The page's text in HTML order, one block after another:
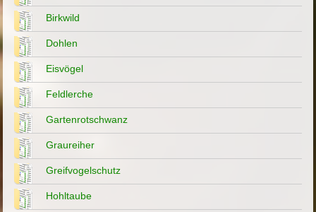
Birkwild
Dohlen
Eisvögel
Feldlerche
Gartenrotschwanz
Graureiher
Greifvogelschutz
Hohltaube